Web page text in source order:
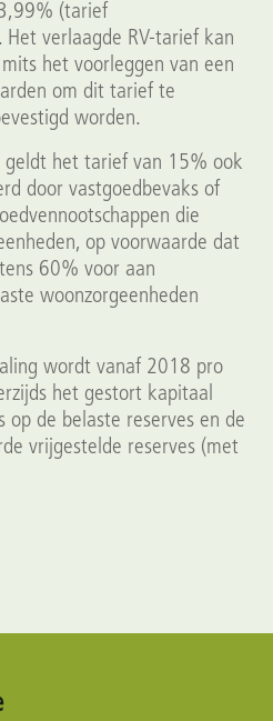
(tarief
Het verlaagde RV-tarief kan
het voorleggen van een
om dit tarief te
worden.
geldt het tarief van 15% ook
door vastgoedbevaks of
die
op voorwaarde dat
60% voor aan
woonzorgeenheden
wordt vanaf 2018 pro
het gestort kapitaal
op de belaste reserves en de
vrijgestelde reserves (met